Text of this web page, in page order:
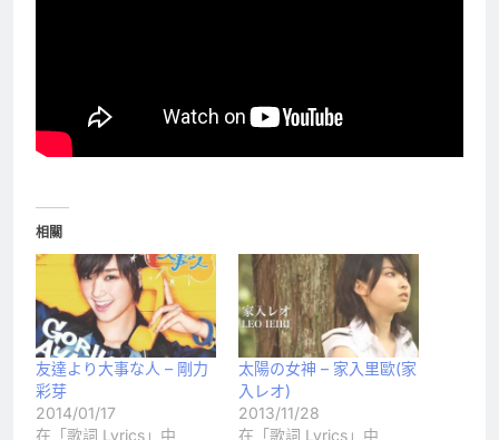
相關
友達より大事な人 – 剛力
彩芽
2014/01/17
在「歌詞 Lyrics」中
太陽の女神 – 家入里歐(家
入レオ)
2013/11/28
在「歌詞 Lyrics」中